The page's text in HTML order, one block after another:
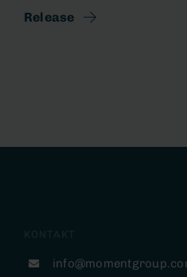
Release